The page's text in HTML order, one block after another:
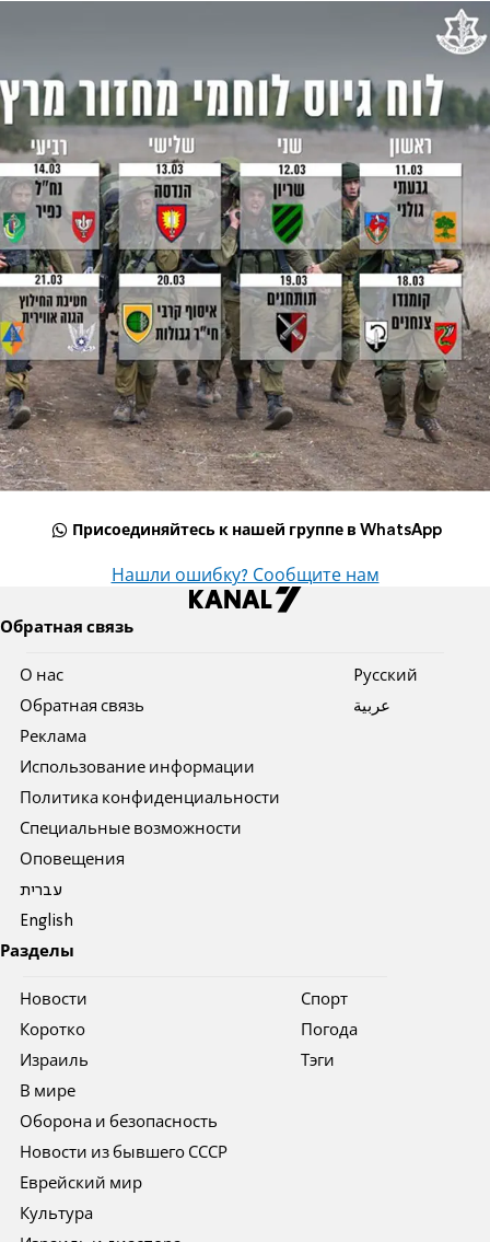
Присоединяйтесь к нашей группе в WhatsApp
Нашли ошибку? Сообщите нам
Обратная связь
О нас
Обратная связь
Реклама
Использование информации
Политика конфиденциальности
Специальные возможности
Оповещения
עברית
English
Pусский
عربية
Разделы
Новости
Коротко
Израиль
В мире
Оборона и безопасность
Новости из бывшего СССР
Еврейский мир
Культура
Спорт
Погода
Тэги